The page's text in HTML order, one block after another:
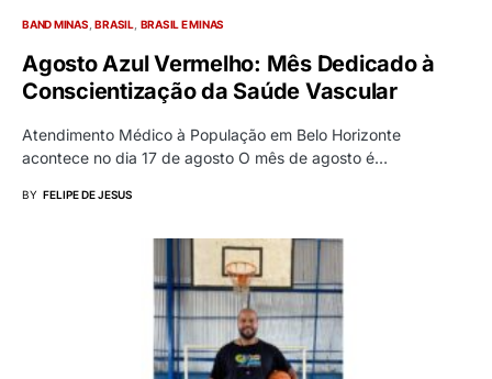
BAND MINAS BRASIL BRASIL E MINAS
Agosto Azul Vermelho: Mês Dedicado à
Conscientização da Saúde Vascular
Atendimento Médico à População em Belo Horizonte
acontece no dia 17 de agosto O mês de agosto é…
BY FELIPE DE JESUS